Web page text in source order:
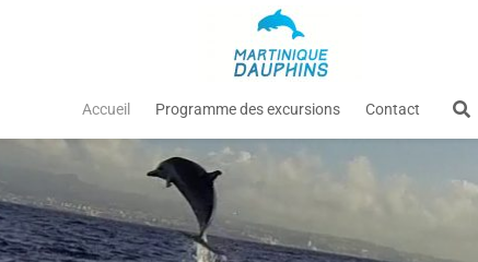
Accueil Programme des excursions Contact